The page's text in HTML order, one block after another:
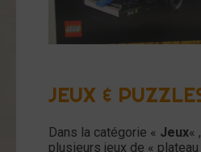
JEUX &
Dans la catégorie « Jeux«
plusieurs jeux de « plateau